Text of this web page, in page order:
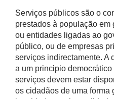
Serviços públicos são o
prestados à população em
ou entidades ligadas ao
público, ou de empresas
serviços indirectamente. A
a um principio
serviços devem estar
os cidadãos de uma forma